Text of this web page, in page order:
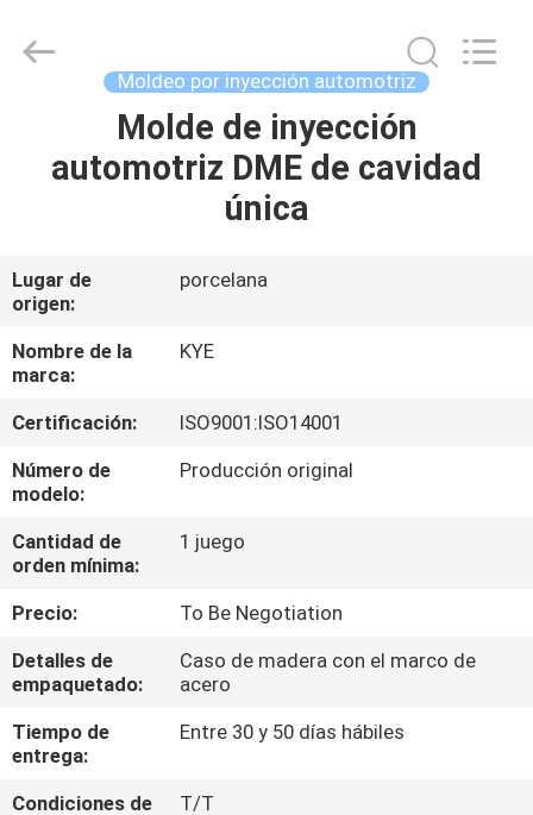
SOBRE
NOSOTROS
VIAJE
DE
LA
DE
CALIDAD
ÉNTRENOS
EN
Copyright
oeminjectionmold.com.
Reserved.
Moldeo por inyección automotriz
Molde de inyección
automotriz DME de cavidad
única
Lugar de
origen:
porcelana
Nombre de la
marca:
KYE
Certificación:
ISO9001:ISO14001
Número de
modelo:
Producción original
Cantidad de
orden mínima:
1 juego
Precio:
To Be Negotiation
Detalles de
empaquetado:
Caso de madera con el marco de
acero
Tiempo de
entrega:
Entre 30 y 50 días hábiles
Condiciones de
T/T